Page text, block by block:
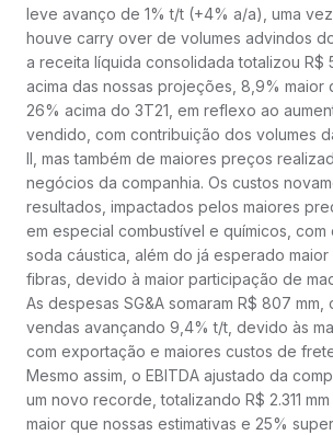
leve avanço de 1% t/t (+4% a/a), uma
houve carry over de volumes advindos do
a receita líquida consolidada totalizou R$
acima das nossas projeções, 8,9% maior
26% acima do 3T21, em reflexo ao
vendido, com contribuição dos volumes
II, mas também de maiores preços
negócios da companhia. Os custos
resultados, impactados pelos maiores
em especial combustível e químicos, com
soda cáustica, além do já esperado
fibras, devido à maior participação de
As despesas SG&A somaram R$ 807
vendas avançando 9,4% t/t, devido às
com exportação e maiores custos de
Mesmo assim, o EBITDA ajustado da
um novo recorde, totalizando R$ 2.311
maior que nossas estimativas e 25%